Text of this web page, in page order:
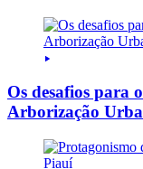
Os desafios para
Arborização